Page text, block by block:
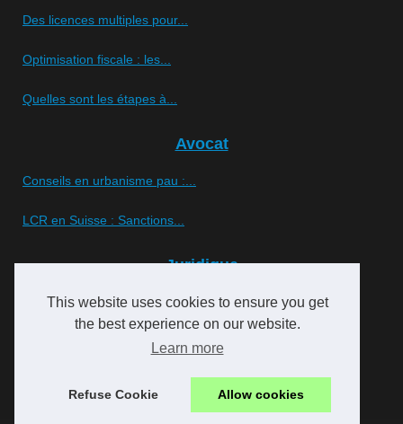
This website uses cookies to ensure you get
the best experience on our website.
Learn more
Refuse Cookie Allow cookies
Des licences multiples pour...
Optimisation fiscale : les...
Quelles sont les étapes à...
Avocat
Conseils en urbanisme pau :...
LCR en Suisse : Sanctions...
Juridique
Concierges de luxe et...
Les conséquences du dumping...